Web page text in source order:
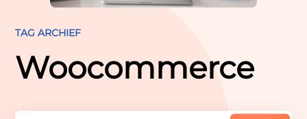

Website Webshop Drukwerk Sitecare
TAG ARCHIEF
Woocommerce